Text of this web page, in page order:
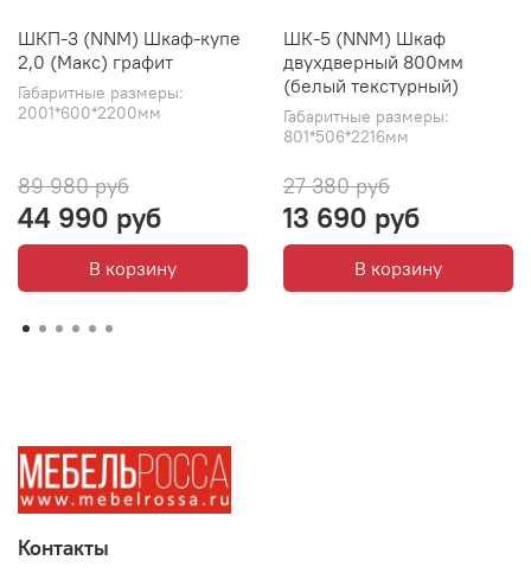
ШКП-3 (NNM) Шкаф-купе
2,0 (Макс) графит
Габаритные размеры:
2001*600*2200мм
89 980 руб
44 990 руб
В корзину
ШК-5 (NNM) Шкаф
двухдверный 800мм
(белый текстурный)
Габаритные размеры:
801*506*2216мм
27 380 руб
13 690 руб
В корзину
Контакты